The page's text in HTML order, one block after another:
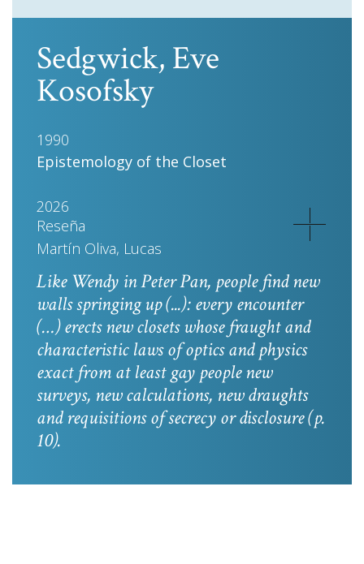
Sedgwick, Eve
Kosofsky
1990
Epistemology of the Closet
2026
Reseña
Martín Oliva, Lucas
Like Wendy inPeter Pan, people find new
walls springing up (...): every encounter
(…) erects new closets whose fraught and
characteristic laws of optics and physics
exact from at least gay people new
surveys, new calculations, new draughts
and requisitions of secrecy or disclosure(p.
10).